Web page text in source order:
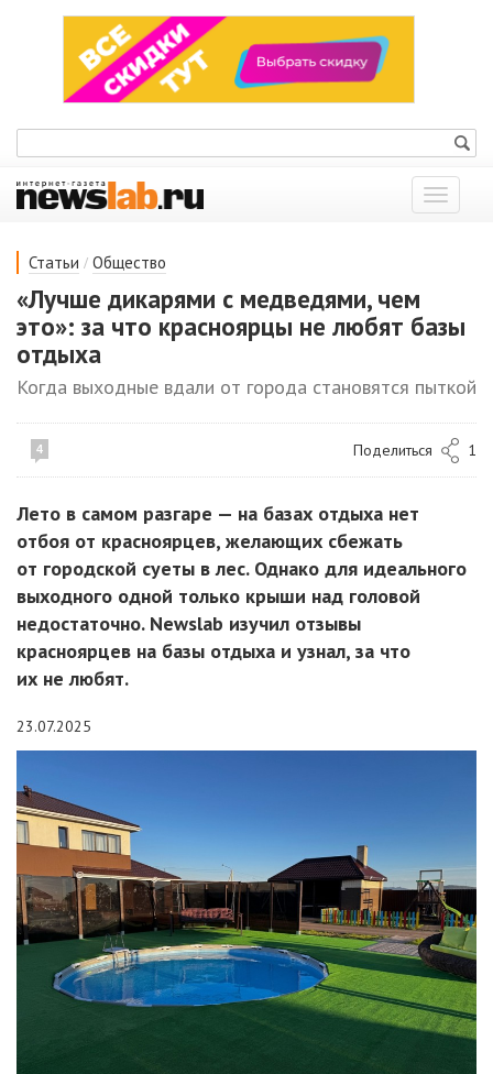
Показать
меню
Статьи / Общество
«Лучше дикарями с медведями, чем
это»: за что красноярцы не любят базы
отдыха
Когда выходные вдали от города становятся пыткой
4 Поделиться 1
Лето в самом разгаре — на базах отдыха нет
отбоя от красноярцев, желающих сбежать
от городской суеты в лес. Однако для идеального
выходного одной только крыши над головой
недостаточно. Newslab изучил отзывы
красноярцев на базы отдыха и узнал, за что
их не любят.
23.07.2025